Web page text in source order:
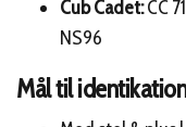
Cub Cadet:CC
NS96
Mål til